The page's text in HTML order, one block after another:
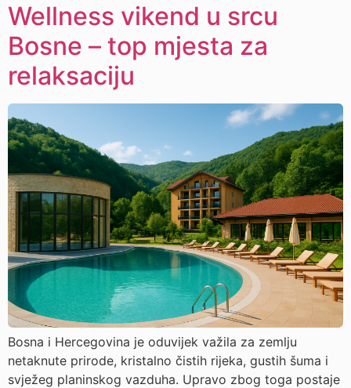
Wellness vikend u srcu
Bosne – top mjesta za
relaksaciju
Bosna i Hercegovina je oduvijek važila za zemlju
netaknute prirode, kristalno čistih rijeka, gustih šuma i
svježeg planinskog vazduha. Upravo zbog toga postaje